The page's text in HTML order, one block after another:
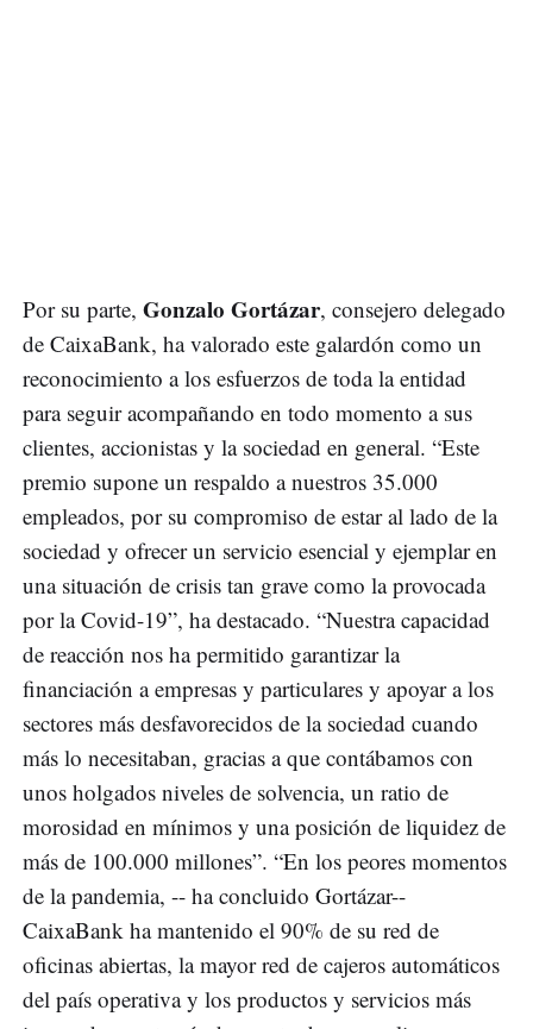
Por su parte, Gonzalo Gortázar, consejero delegado
de CaixaBank, ha valorado este galardón como un
reconocimiento a los esfuerzos de toda la entidad
para seguir acompañando en todo momento a sus
clientes, accionistas y la sociedad en general. “Este
premio supone un respaldo a nuestros 35.000
empleados, por su compromiso de estar al lado de la
sociedad y ofrecer un servicio esencial y ejemplar en
una situación de crisis tan grave como la provocada
por la Covid-19”, ha destacado. “Nuestra capacidad
de reacción nos ha permitido garantizar la
financiación a empresas y particulares y apoyar a los
sectores más desfavorecidos de la sociedad cuando
más lo necesitaban, gracias a que contábamos con
unos holgados niveles de solvencia, un ratio de
morosidad en mínimos y una posición de liquidez de
más de 100.000 millones”. “En los peores momentos
de la pandemia, -- ha concluido Gortázar--
CaixaBank ha mantenido el 90% de su red de
oficinas abiertas, la mayor red de cajeros automáticos
del país operativa y los productos y servicios más